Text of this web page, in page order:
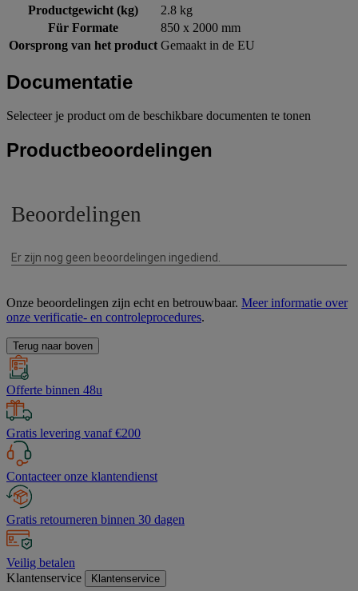
Productgewicht (kg)
2.8 kg
Für Formate
850 x 2000 mm
Oorsprong van het product Gemaakt in de EU
Documentatie
Selecteer je product om de beschikbare documenten te tonen
Productbeoordelingen
Onze beoordelingen zijn echt en betrouwbaar. Meer informatie over
onze verificatie- en controleprocedures.
Terug naar boven
Offerte binnen 48u
Gratis levering vanaf €200
Contacteer onze klantendienst
Gratis retourneren binnen 30 dagen
Veilig betalen
Klantenservice
Klantenservice